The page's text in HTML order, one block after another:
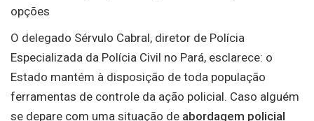
opções
O delegado Sérvulo Cabral, diretor de Polícia
Especializada da Polícia Civil no Pará, esclarece: o
Estado mantém à disposição de toda população
ferramentas de controle da ação policial. Caso alguém
se depare com uma situação de abordagem policial